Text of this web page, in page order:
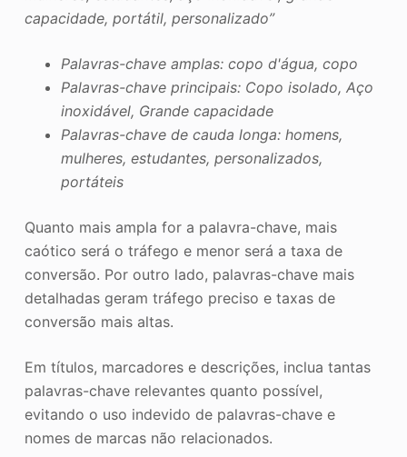
capacidade, portátil, personalizado”
Palavras-chave amplas: copo d'água, copo
Palavras-chave principais: Copo isolado, Aço
inoxidável, Grande capacidade
Palavras-chave de cauda longa: homens,
mulheres, estudantes, personalizados,
portáteis
Quanto mais ampla for a palavra-chave, mais
caótico será o tráfego e menor será a taxa de
conversão. Por outro lado, palavras-chave mais
detalhadas geram tráfego preciso e taxas de
conversão mais altas.
Em títulos, marcadores e descrições, inclua tantas
palavras-chave relevantes quanto possível,
evitando o uso indevido de palavras-chave e
nomes de marcas não relacionados.